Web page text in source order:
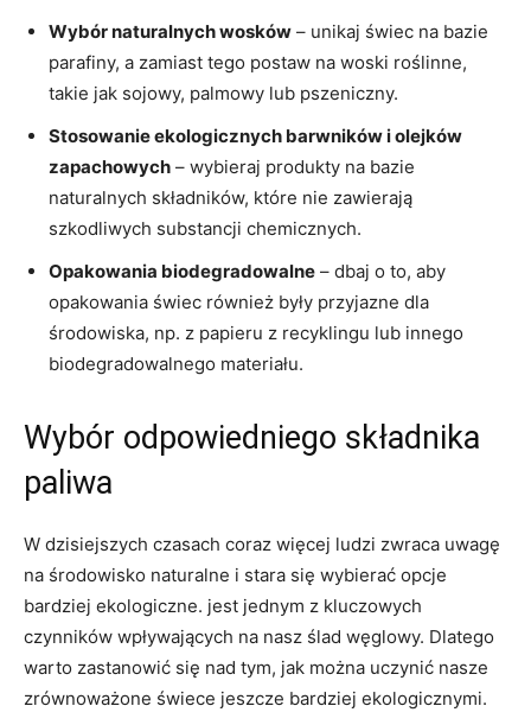
Wybór naturalnych ⁢wosków –​ unikaj świec na bazie
parafiny, a ⁢zamiast tego postaw na woski roślinne,
takie jak ‍sojowy,‍ palmowy lub pszeniczny.
Stosowanie ​ekologicznych barwników i olejków
zapachowych – wybieraj produkty na bazie
naturalnych składników, które nie zawierają
szkodliwych substancji chemicznych.
Opakowania biodegradowalne – dbaj o‍ to, aby
‍opakowania świec również były przyjazne dla
środowiska, np. z papieru z recyklingu lub innego
‌biodegradowalnego ​materiału.
Wybór odpowiedniego⁢ składnika
paliwa
W dzisiejszych czasach coraz więcej ludzi zwraca uwagę
na środowisko naturalne​ i stara się wybierać opcje
bardziej ekologiczne. jest jednym z kluczowych
czynników wpływających na‌ nasz ‍ślad węglowy. Dlatego⁢
warto zastanowić się nad tym, jak można uczynić nasze ​
zrównoważone ​świece jeszcze bardziej ekologicznymi.